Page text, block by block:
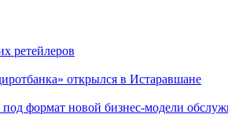
ретейлеров
открылся в Истаравшане
формат новой бизнес-модели